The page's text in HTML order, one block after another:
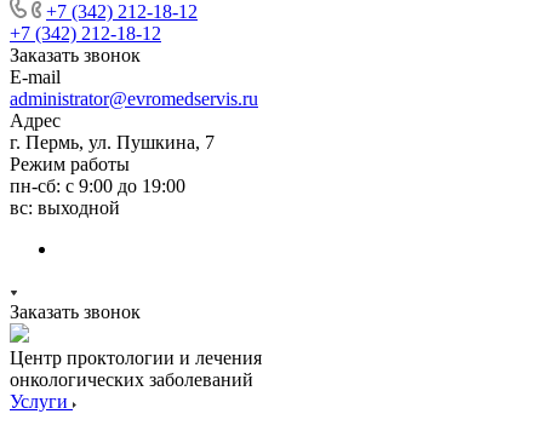
+7 (342) 212-18-12
+7 (342) 212-18-12
Заказать звонок
E-mail
administrator@evromedservis.ru
Адрес
г. Пермь, ул. Пушкина, 7
Режим работы
пн-сб: с 9:00 до 19:00
вс: выходной
Заказать звонок
Центр проктологии и лечения
онкологических заболеваний
Услуги